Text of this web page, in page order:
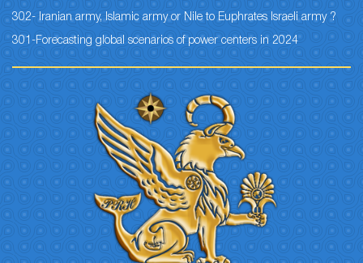
302- Iranian army, Islamic army or Nile to Euphrates Israeli army ?
301-Forecasting global scenarios of power centers in 2024